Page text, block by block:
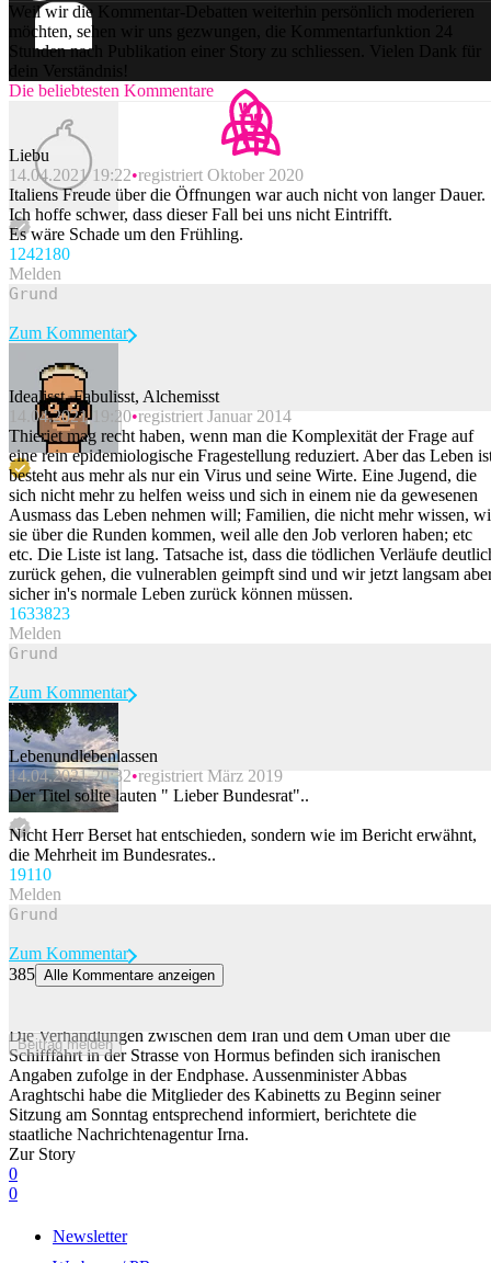
Weil wir die Kommentar-Debatten weiterhin persönlich moderieren
möchten, sehen wir uns gezwungen, die Kommentarfunktion 24
Stunden nach Publikation einer Story zu schliessen. Vielen Dank für
dein Verständnis!
Die beliebtesten Kommentare
Liebu
14.04.2021 19:22 registriert Oktober 2020
Italiens Freude über die Öffnungen war auch nicht von langer Dauer.
Ich hoffe schwer, dass dieser Fall bei uns nicht Eintrifft.
Es wäre Schade um den Frühling.
1242180
Melden
Beitrag melden
Zum Kommentar
Idealisst, Fabulisst, Alchemisst
14.04.2021 19:20 registriert Januar 2014
Thieriet mag recht haben, wenn man die Komplexität der Frage auf
eine rein epidemiologische Fragestellung reduziert. Aber das Leben
besteht aus mehr als nur ein Virus und seine Wirte. Eine Jugend, die
sich nicht mehr zu helfen weiss und sich in einem nie da gewesenen
Ausmass das Leben nehmen will; Familien, die nicht mehr wissen,
sie über die Runden kommen, weil alle den Job verloren haben; etc
etc. Die Liste ist lang. Tatsache ist, dass die tödlichen Verläufe
zurück gehen, die vulnerablen geimpft sind und wir jetzt langsam
sicher in's normale Leben zurück können müssen.
1633823
Melden
Beitrag melden
Zum Kommentar
Lebenundlebenlassen
14.04.2021 20:32 registriert März 2019
Der Titel sollte lauten " Lieber Bundesrat"..
Nicht Herr Berset hat entschieden, sondern wie im Bericht erwähnt,
die Mehrheit im Bundesrates..
19110
Melden
Beitrag melden
Zum Kommentar
385 Alle Kommentare anzeigen
Die Verhandlungen zwischen dem Iran und dem Oman über die
Schifffahrt in der Strasse von Hormus befinden sich iranischen
Angaben zufolge in der Endphase. Aussenminister Abbas
Araghtschi habe die Mitglieder des Kabinetts zu Beginn seiner
Sitzung am Sonntag entsprechend informiert, berichtete die
staatliche Nachrichtenagentur Irna.
Zur Story
0
0
Newsletter